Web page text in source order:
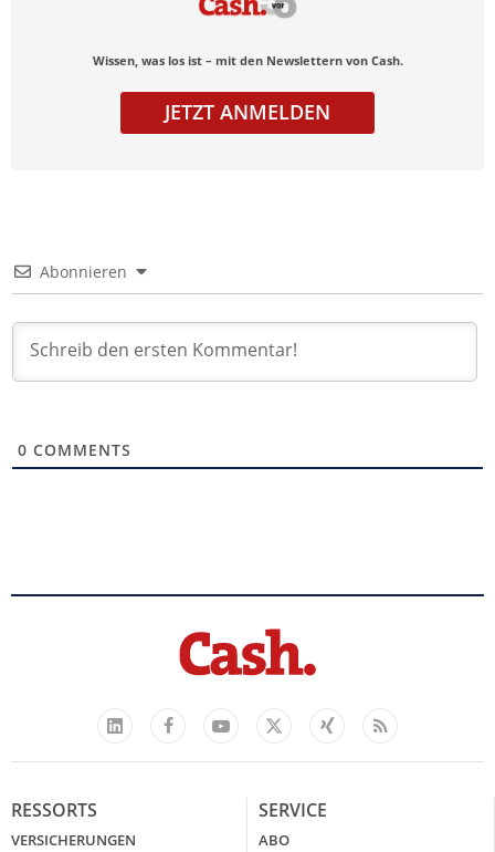
Wissen, was los ist – mit den Newslettern von Cash.
JETZT ANMELDEN
Abonnieren
0 COMMENTS
LinkedIn
FacebookYouTube
X
Xing Feed
RESSORTS
VERSICHERUNGEN
SERVICE
ABO